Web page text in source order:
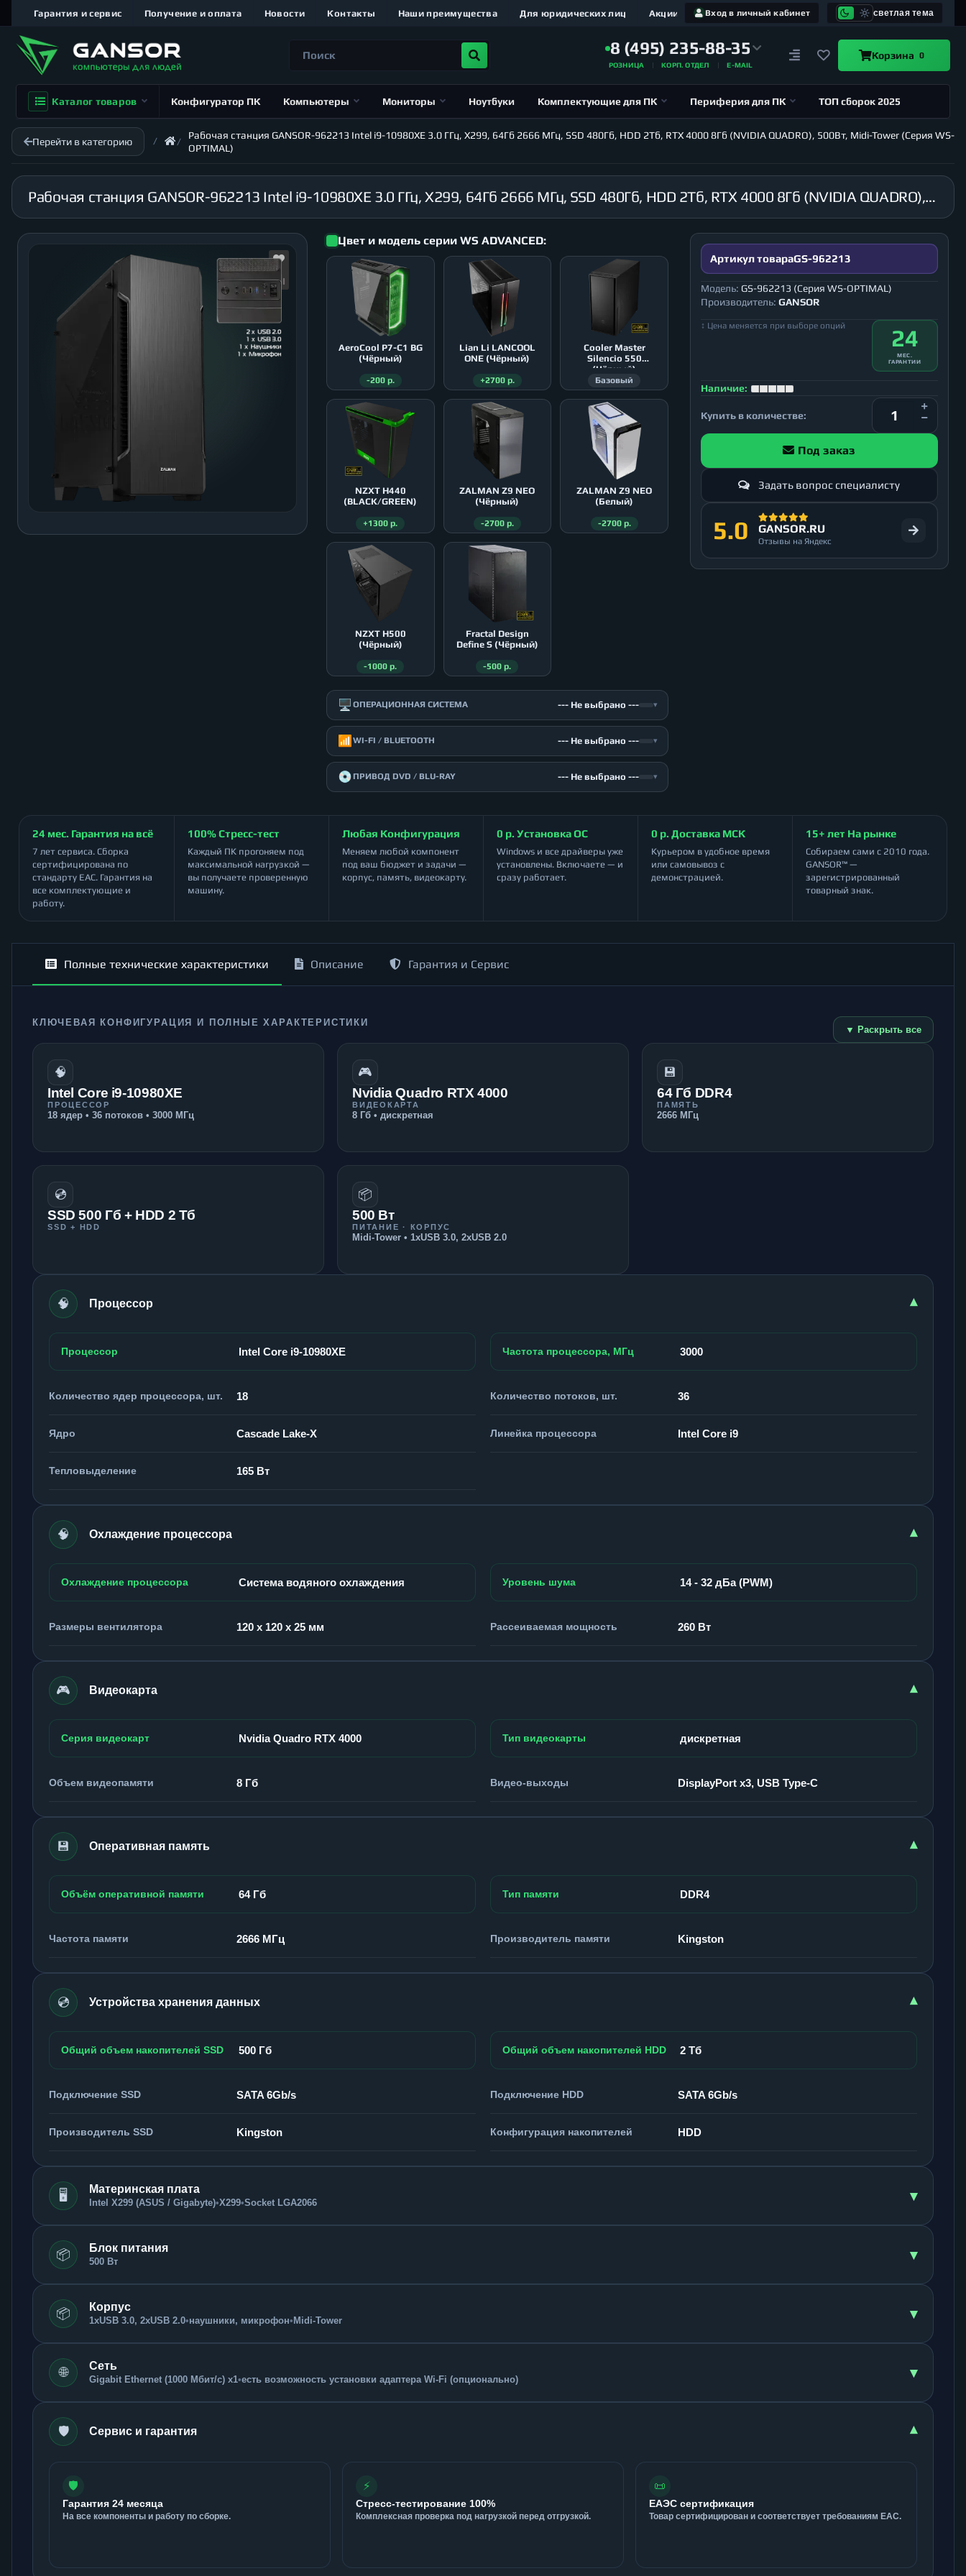
Вход в личный кабинет светлая тема
Гарантия и сервис Получение и оплата Новости Контакты Наши преимущества Для юридических лиц Акции
8 (495) 235-88-35
РОЗНИЦА КОРП. ОТДЕЛ E-MAIL
Корзина 0
Каталог товаров Конфигуратор ПК Компьютеры Мониторы Ноутбуки Комплектующие для ПК Периферия для ПК ТОП сборок 2025
Перейти в категорию
Рабочая станция GANSOR-962213 Intel i9-10980XE 3.0 ГГц, X299, 64Гб 2666 МГц, SSD 480Гб, HDD 2Тб, RTX 4000 8Гб (NVIDIA QUADRO), 500Вт, Midi-Tower (Серия WS-
OPTIMAL)
Рабочая станция GANSOR-962213 Intel i9-10980XE 3.0 ГГц, X299, 64Гб 2666 МГц, SSD 480Гб, HDD 2Тб, RTX 4000 8Гб (NVIDIA QUADRO), 500Вт, Midi-Tower (Серия WS-OPTIMAL)
Цвет и модель серии WS ADVANCED:
AeroСool P7-C1 BG
(Чёрный)
-200 р.
Lian Li LANCOOL
ONE (Чёрный)
+2700 р.
Cooler Master
Silencio 550
(Чёрный)
Базовый
NZXT H440
(BLACK/GREEN)
+1300 р.
ZALMAN Z9 NEO
(Чёрный)
-2700 р.
ZALMAN Z9 NEO
(Белый)
-2700 р.
NZXT H500
(Чёрный)
-1000 р.
Fractal Design
Define S (Чёрный)
-500 р.
🖥️ ОПЕРАЦИОННАЯ СИСТЕМА --- Не выбрано --- ▾
📶 WI-FI / BLUETOOTH --- Не выбрано --- ▾
💿 ПРИВОД DVD / BLU-RAY --- Не выбрано --- ▾
Артикул товараGS-962213
Модель: GS-962213 (Серия WS-OPTIMAL)
Производитель: GANSOR
↕ Цена меняется при выборе опций 24
МЕС.
ГАРАНТИИ
Наличие:
Купить в количестве:
Под заказ
Задать вопрос специалисту
5.0 GANSOR.RU
Отзывы на Яндекс
24 мес. Гарантия на всё
7 лет сервиса. Сборка
сертифицирована по
стандарту ЕАС. Гарантия на
все комплектующие и
работу.
100% Стресс-тест
Каждый ПК прогоняем под
максимальной нагрузкой —
вы получаете проверенную
машину.
Любая Конфигурация
Меняем любой компонент
под ваш бюджет и задачи —
корпус, память, видеокарту.
0 р. Установка ОС
Windows и все драйверы уже
установлены. Включаете — и
сразу работает.
0 р. Доставка МСК
Курьером в удобное время
или самовывоз с
демонстрацией.
15+ лет На рынке
Собираем сами с 2010 года.
GANSOR™ —
зарегистрированный
товарный знак.
Полные технические характеристики Описание Гарантия и Сервис
КЛЮЧЕВАЯ КОНФИГУРАЦИЯ И ПОЛНЫЕ ХАРАКТЕРИСТИКИ
▼ Раскрыть все
🧠
Intel Core i9-10980XE
ПРОЦЕССОР
18 ядер • 36 потоков • 3000 МГц
🎮
Nvidia Quadro RTX 4000
ВИДЕОКАРТА
8 Гб • дискретная
💾
64 Гб DDR4
ПАМЯТЬ
2666 МГц
💿
SSD 500 Гб + HDD 2 Тб
SSD + HDD
📦
500 Вт
ПИТАНИЕ · КОРПУС
Midi-Tower • 1xUSB 3.0, 2xUSB 2.0
🧠 Процессор ▾
Процессор Intel Core i9-10980XE Частота процессора, МГц 3000
Количество ядер процессора, шт. 18 Количество потоков, шт. 36
Ядро Cascade Lake-X Линейка процессора Intel Core i9
Тепловыделение 165 Вт
🧠 Охлаждение процессора ▾
Охлаждение процессора Система водяного охлаждения Уровень шума 14 - 32 дБа (PWM)
Размеры вентилятора 120 x 120 x 25 мм Рассеиваемая мощность 260 Вт
🎮 Видеокарта ▾
Серия видеокарт Nvidia Quadro RTX 4000 Тип видеокарты дискретная
Объем видеопамяти 8 Гб Видео-выходы DisplayPort x3, USB Type-C
💾 Оперативная память ▾
Объём оперативной памяти 64 Гб Тип памяти DDR4
Частота памяти 2666 МГц Производитель памяти Kingston
💿 Устройства хранения данных ▾
Общий объем накопителей SSD 500 Гб Общий объем накопителей HDD 2 Тб
Подключение SSD SATA 6Gb/s Подключение HDD SATA 6Gb/s
Производитель SSD Kingston Конфигурация накопителей HDD
🖥️ Материнская плата
Intel X299 (ASUS / Gigabyte)•X299•Socket LGA2066 ▾
📦 Блок питания
500 Вт ▾
📦 Корпус
1xUSB 3.0, 2xUSB 2.0•наушники, микрофон• Midi-Tower ▾
🌐 Сеть
Gigabit Ethernet (1000 Мбит/с) x1•есть возможность установки адаптера Wi-Fi (опционально) ▾
🛡️ Сервис и гарантия ▾
🛡️
Гарантия 24 месяца
На все компоненты и работу по сборке.
⚡
Стресс-тестирование 100%
Комплексная проверка под нагрузкой перед отгрузкой.
📜
ЕАЭС сертификация
Товар сертифицирован и соответствует требованиям ЕАС.